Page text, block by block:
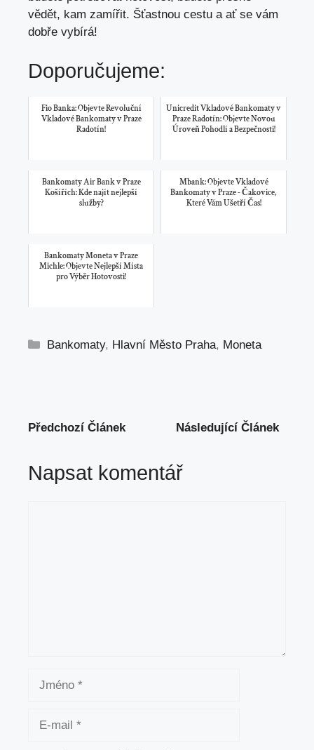
vědět, kam zamířit. Šťastnou cestu a ať se vám
dobře vybírá!
Doporučujeme:
Fio Banka: Objevte Revoluční
Vkladové Bankomaty v Praze
Radotín!
Unicredit Vkladové Bankomaty v
Praze Radotín: Objevte Novou
Úroveň Pohodlí a Bezpečnosti!
Bankomaty Air Bank v Praze
Košířích: Kde najít nejlepší
služby?
Mbank: Objevte Vkladové
Bankomaty v Praze - Čakovice,
Které Vám Ušetří Čas!
Bankomaty Moneta v Praze
Michle: Objevte Nejlepší Místa
pro Výběr Hotovosti!
Rubriky
Bankomaty, Hlavní Město Praha, Moneta
Předchozí Článek Následující Článek
Napsat komentář
Jméno